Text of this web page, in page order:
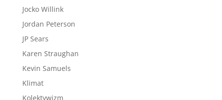
Jocko Willink
Jordan Peterson
JP Sears
Karen Straughan
Kevin Samuels
Klimat
Kolektywizm